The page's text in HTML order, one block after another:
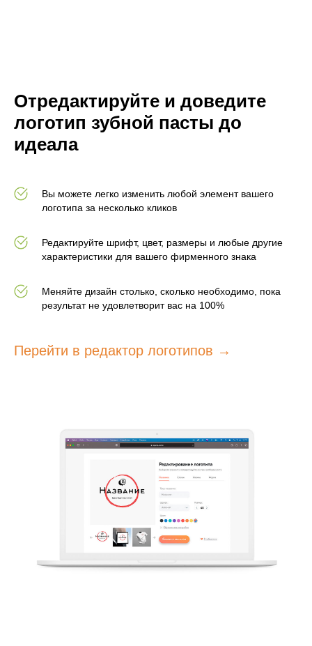
Отредактируйте и доведите
логотип зубной пасты до
идеала
Вы можете легко изменить любой элемент вашего
логотипа за несколько кликов
Редактируйте шрифт, цвет, размеры и любые другие
характеристики для вашего фирменного знака
Меняйте дизайн столько, сколько необходимо, пока
результат не удовлетворит вас на 100%
Перейти в редактор логотипов